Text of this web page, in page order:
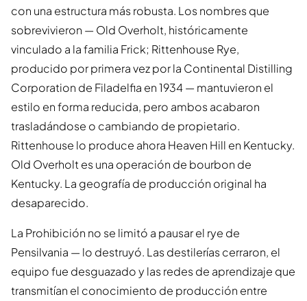
con una estructura más robusta. Los nombres que
sobrevivieron — Old Overholt, históricamente
vinculado a la familia Frick; Rittenhouse Rye,
producido por primera vez por la Continental Distilling
Corporation de Filadelfia en 1934 — mantuvieron el
estilo en forma reducida, pero ambos acabaron
trasladándose o cambiando de propietario.
Rittenhouse lo produce ahora Heaven Hill en Kentucky.
Old Overholt es una operación de bourbon de
Kentucky. La geografía de producción original ha
desaparecido.
La Prohibición no se limitó a pausar el rye de
Pensilvania — lo destruyó. Las destilerías cerraron, el
equipo fue desguazado y las redes de aprendizaje que
transmitían el conocimiento de producción entre